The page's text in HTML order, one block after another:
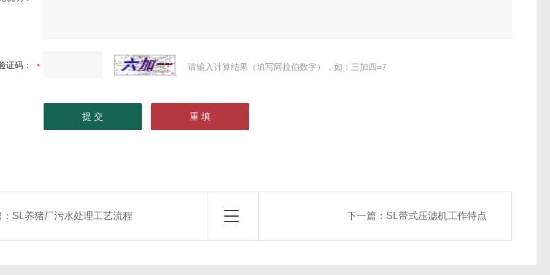
证码： 请输入计算结果（填写阿拉伯数字），如：三加四=7
SL养猪厂污水处理工艺流程 下一篇： SL带式压滤机工作特点